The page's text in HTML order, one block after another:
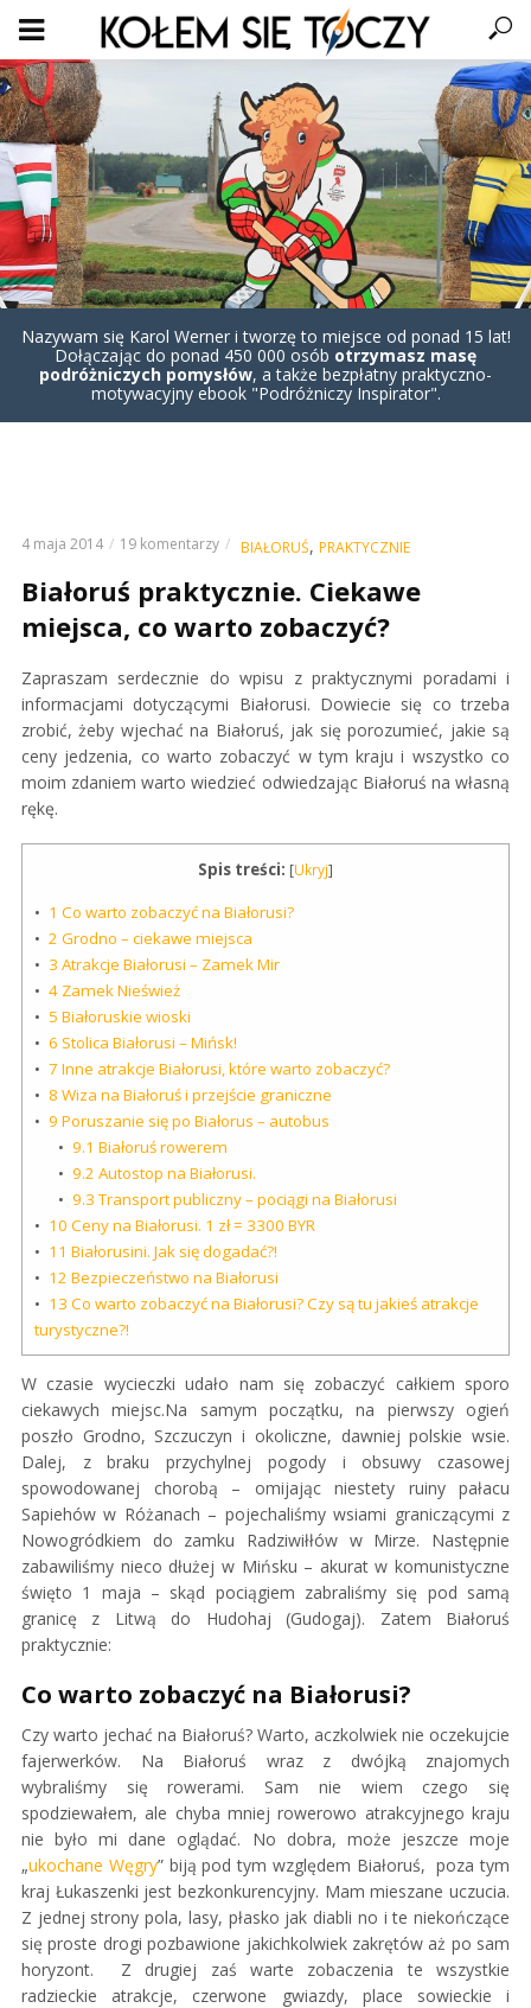
Nazywam się Karol Werner i tworzę to miejsce od ponad 15 lat!
Dołączając do ponad 450 000 osób otrzymasz masę
podróżniczych pomysłów, a także bezpłatny praktyczno-
motywacyjny ebook "Podróżniczy Inspirator".
4 maja 2014 19 komentarzy BIAŁORUŚ, PRAKTYCZNIE
Białoruś praktycznie. Ciekawe
miejsca, co warto zobaczyć?
Zapraszam serdecznie do wpisu z praktycznymi poradami i
informacjami dotyczącymi Białorusi. Dowiecie się co trzeba
zrobić, żeby wjechać na Białoruś, jak się porozumieć, jakie są
ceny jedzenia, co warto zobaczyć w tym kraju i wszystko co
moim zdaniem warto wiedzieć odwiedzając Białoruś na własną
rękę.
Spis treści: [Ukryj]
1 Co warto zobaczyć na Białorusi?
2 Grodno – ciekawe miejsca
3 Atrakcje Białorusi – Zamek Mir
4 Zamek Nieśwież
5 Białoruskie wioski
6 Stolica Białorusi – Mińsk!
7 Inne atrakcje Białorusi, które warto zobaczyć?
8 Wiza na Białoruś i przejście graniczne
9 Poruszanie się po Białorus – autobus
9.1 Białoruś rowerem
9.2 Autostop na Białorusi.
9.3Transport publiczny – pociągi na Białorusi
10 Ceny na Białorusi. 1 zł = 3300 BYR
11 Białorusini. Jak się dogadać?!
12 Bezpieczeństwo na Białorusi
13 Co warto zobaczyć na Białorusi? Czy są tu jakieś atrakcje
turystyczne?!
W czasie wycieczki udało nam się zobaczyć całkiem sporo
ciekawych miejsc.Na samym początku, na pierwszy ogień
poszło Grodno, Szczuczyn i okoliczne, dawniej polskie wsie.
Dalej, z braku przychylnej pogody i obsuwy czasowej
spowodowanej chorobą – omijając niestety ruiny pałacu
Sapiehów w Różanach – pojechaliśmy wsiami graniczącymi z
Nowogródkiem do zamku Radziwiłłów w Mirze. Następnie
zabawiliśmy nieco dłużej w Mińsku – akurat w komunistyczne
święto 1 maja – skąd pociągiem zabraliśmy się pod samą
granicę z Litwą do Hudohaj (Gudogaj). Zatem Białoruś
praktycznie:
Co warto zobaczyć na Białorusi?
Czy warto jechać na Białoruś? Warto, aczkolwiek nie oczekujcie
fajerwerków. Na Białoruś wraz z dwójką znajomych
wybraliśmy się rowerami. Sam nie wiem czego się
spodziewałem, ale chyba mniej rowerowo atrakcyjnego kraju
nie było mi dane oglądać. No dobra, może jeszcze moje
„ukochane Węgry” biją pod tym względem Białoruś, poza tym
kraj Łukaszenki jest bezkonkurencyjny. Mam mieszane uczucia.
Z jednej strony pola, lasy, płasko jak diabli no i te niekończące
się proste drogi pozbawione jakichkolwiek zakrętów aż po sam
horyzont. Z drugiej zaś warte zobaczenia te wszystkie
radzieckie atrakcje, czerwone gwiazdy, place sowieckie i